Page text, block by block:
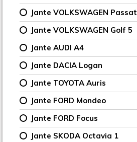
Jante VOLKSWAGEN Passat
Jante VOLKSWAGEN Golf 5
Jante AUDI A4
Jante DACIA Logan
Jante TOYOTA Auris
Jante FORD Mondeo
Jante FORD Focus
Jante SKODA Octavia 1